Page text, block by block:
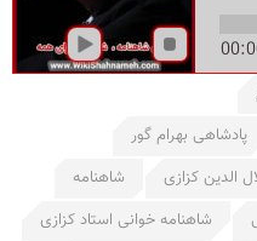
پادشاهی بهرام گور
الدین کزازی
شاهنامه
شاهنامه خوانی استاد کزازی